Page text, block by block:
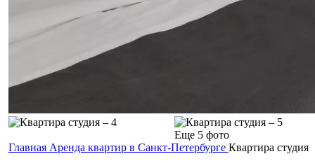
Еще 5 фото
Главная Аренда квартир в Санкт-Петербурге Квартира студия